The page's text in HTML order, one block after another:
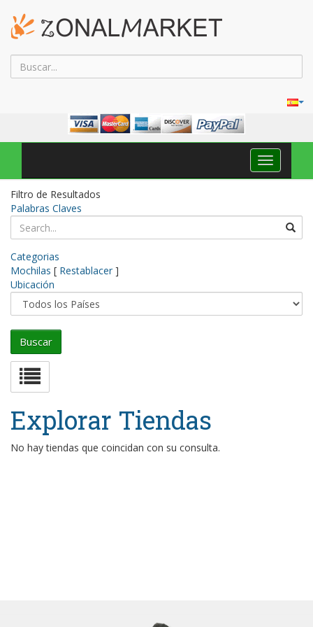
Toggle
Filtro de Resultados
Palabras Claves
Categorias
Mochilas [ Restablacer ]
Ubicación
Explorar Tiendas
No hay tiendas que coincidan con su consulta.